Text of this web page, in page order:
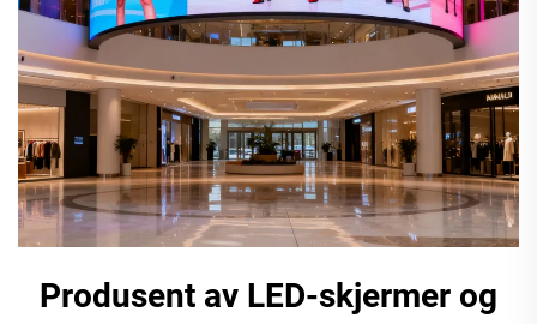
Produsent av LED-skjermer og